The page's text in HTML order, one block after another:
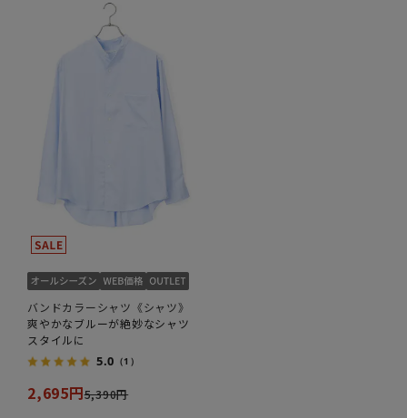
バンドカラーシャツ《シャツ》
爽やかなブルーが絶妙なシャツ
スタイルに
5.0 （1）
2,695円5,390円